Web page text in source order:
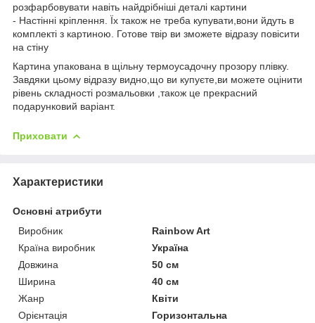
розфарбовувати навіть найдрібніші деталі картини
- Настінні кріплення. Їх також не треба купувати,вони йдуть в
комплекті з картиною. Готове твір ви зможете відразу повісити
на стіну
Картина упакована в щільну термоусадочну прозору плівку.
Завдяки цьому відразу видно,що ви купуєте,ви можете оцінити
рівень складності розмальовки ,також це прекрасний
подарунковий варіант.
Приховати
Характеристики
Основні атрибути
Виробник
Rainbow Art
Країна виробник
Україна
Довжина
50 см
Ширина
40 см
Жанр
Квіти
Орієнтація
Горизонтальна